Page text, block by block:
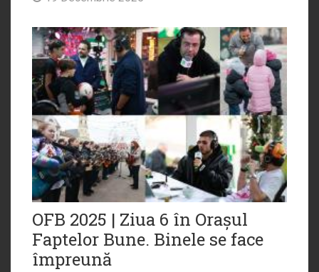
OFB 2025 | Ziua 6 în Orașul
Faptelor Bune. Binele se face
împreună